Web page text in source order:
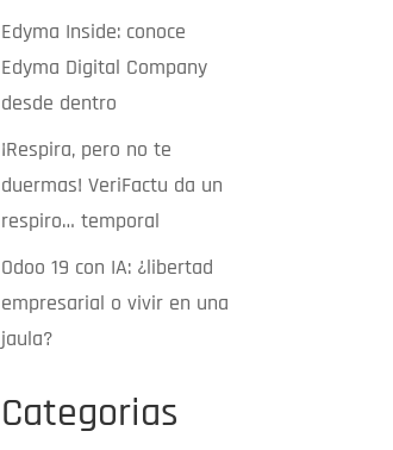
Edyma Inside: conoce
Edyma Digital Company
desde dentro
¡Respira, pero no te
duermas! VeriFactu da un
respiro… temporal
Odoo 19 con IA: ¿libertad
empresarial o vivir en una
jaula?
Categorias